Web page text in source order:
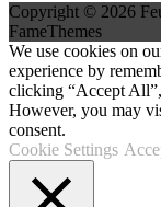
Copyright © 2026
FameThemes
We use cookies on
experience by
clicking “Accept
However, you may
consent.
Cookie Settings